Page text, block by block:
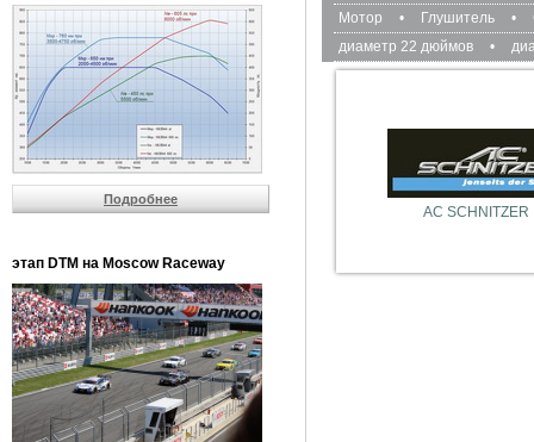
Подробнее
этап DTM на Moscow Raceway
Мотор • Глушитель •
диаметр 22 дюймов
•
AC SCHNITZER